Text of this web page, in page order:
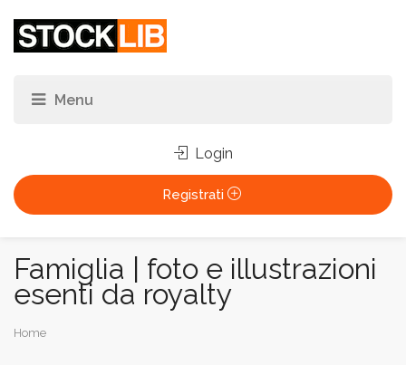
Login
Registrati
Famiglia | foto e illustrazioni
esenti da royalty
TuHome